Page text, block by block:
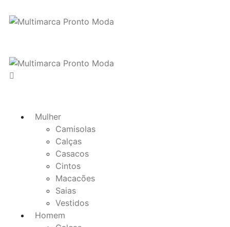
Mulher
Camisolas
Calças
Casacos
Cintos
Macacões
Saias
Vestidos
Homem